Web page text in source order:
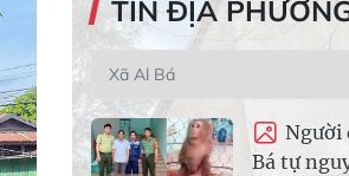
TIN ĐỊA
Người
Bá tự